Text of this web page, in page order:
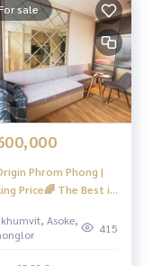
sale
Phrom Phong |
Price🌈 The Best in
🚝ใกล้ BTS
Asoke,
415